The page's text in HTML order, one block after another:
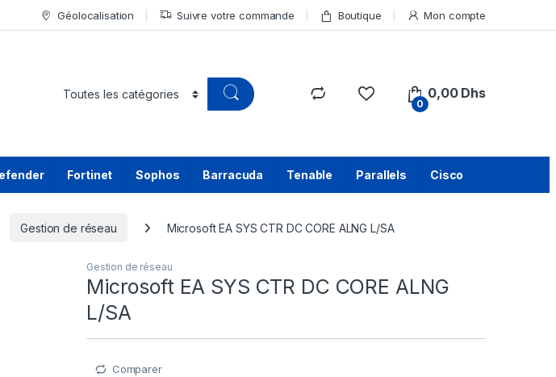
Géolocalisation Suivre votre commande Boutique Mon compte
0
0,00 Dhs
Fortinet Sophos Barracuda Tenable Parallels Cisco
Gestion de réseau Microsoft EA SYS CTR DC CORE ALNG L/SA
Gestion de réseau
Microsoft EA SYS CTR DC CORE ALNG
L/SA
Comparer